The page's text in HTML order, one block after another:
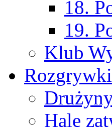
18.
19.
Klub
Hale